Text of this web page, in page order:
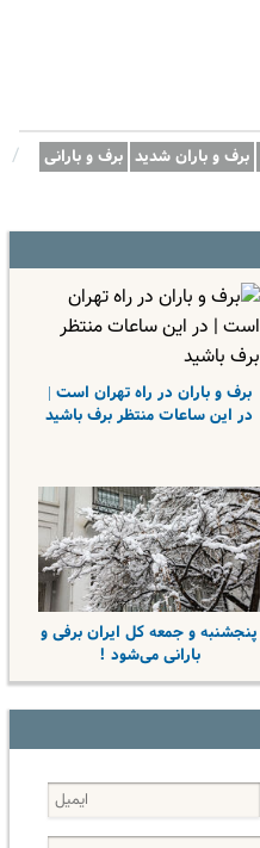
برف و باران شدید برف و بارانی /
برف و باران در راه تهران است |
در این ساعات منتظر برف باشید
پنجشنبه و جمعه کل ایران برفی و
بارانی می‌شود !